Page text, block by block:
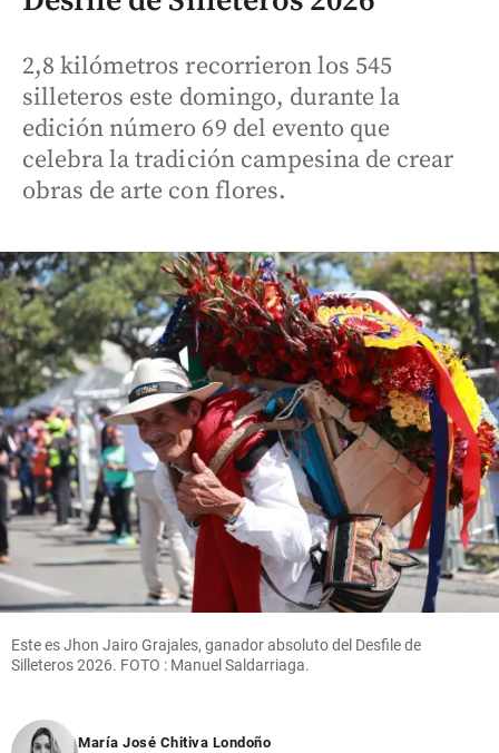
2,8 kilómetros recorrieron los 545
silleteros este domingo, durante la
edición número 69 del evento que
celebra la tradición campesina de crear
obras de arte con flores.
Este es Jhon Jairo Grajales, ganador absoluto del Desfile de
Silleteros 2026. FOTO : Manuel Saldarriaga.
María José Chitiva Londoño